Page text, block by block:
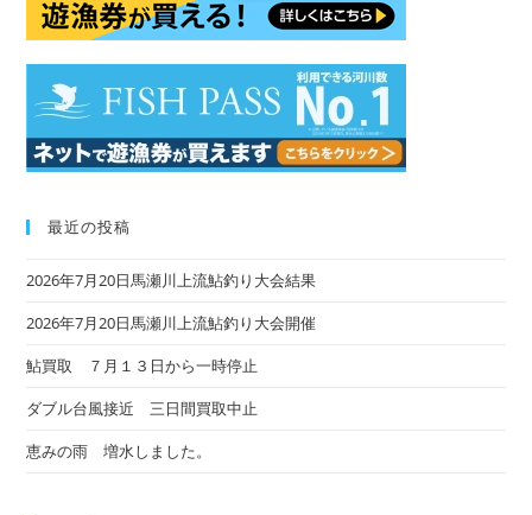
最近の投稿
2026年7月20日馬瀬川上流鮎釣り大会結果
2026年7月20日馬瀬川上流鮎釣り大会開催
鮎買取 ７月１３日から一時停止
ダブル台風接近 三日間買取中止
恵みの雨 増水しました。